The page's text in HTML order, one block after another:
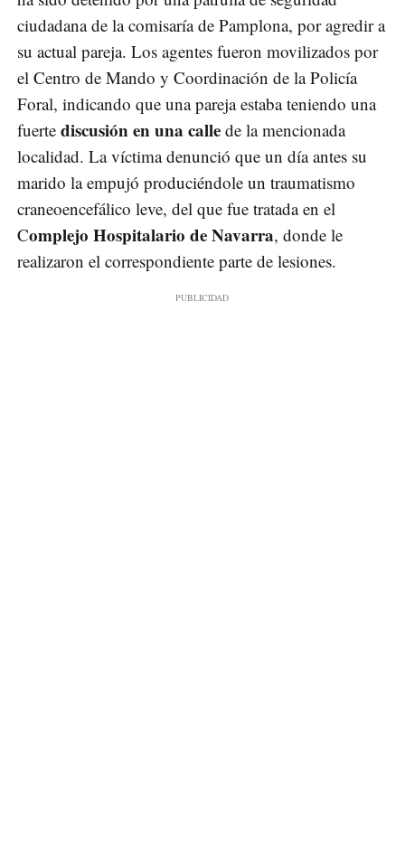
ciudadana de la comisaría de Pamplona, por agredir a
su actual pareja. Los agentes fueron movilizados por
el Centro de Mando y Coordinación de la Policía
Foral, indicando que una pareja estaba teniendo una
fuerte discusión en una calle de la mencionada
localidad. La víctima denunció que un día antes su
marido la empujó produciéndole un traumatismo
craneoencefálico leve, del que fue tratada en el
Complejo Hospitalario de Navarra, donde le
realizaron el correspondiente parte de lesiones.